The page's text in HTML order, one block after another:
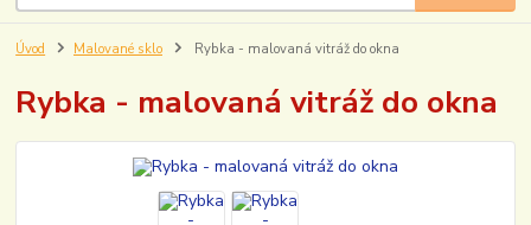
Úvod Malované sklo Rybka - malovaná vitráž do okna
Rybka - malovaná vitráž do okna